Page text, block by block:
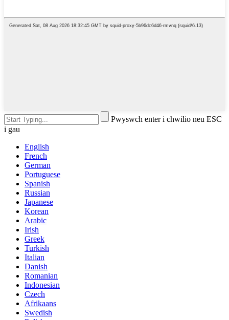
Pwyswch enter i chwilio neu ESC
i gau
English
French
German
Portuguese
Spanish
Russian
Japanese
Korean
Arabic
Irish
Greek
Turkish
Italian
Danish
Romanian
Indonesian
Czech
Afrikaans
Swedish